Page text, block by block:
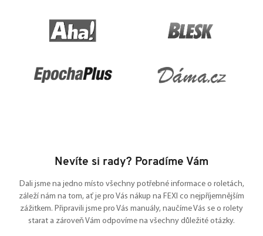
Nevíte si rady? Poradíme Vám
Dali jsme na jedno místo všechny potřebné informace o roletách,
záleží nám na tom, ať je pro Vás nákup na FEXI co nejpříjemnějším
zážitkem. Připravili jsme pro Vás manuály, naučíme Vás se o rolety
starat a zároveň Vám odpovíme na všechny důležité otázky.